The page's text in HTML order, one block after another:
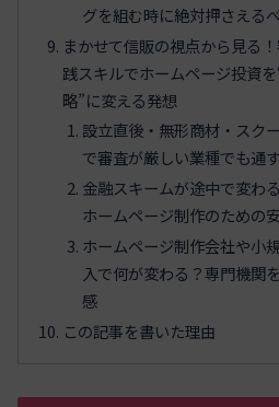
グを組む時に絶対押さえる
まかせて信販の視点から見る
践スキルでホームページ投資
略”に変える発想
設立直後・無形商材・スク
で審査が厳しい業種でも通
金融スキームが途中で変わ
ホームページ制作のための
ホームページ制作会社や小
入で何が変わる？専門機関
感
この記事を書いた理由